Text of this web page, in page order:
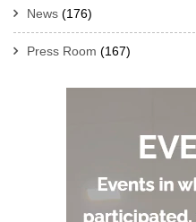
News (176)
Press Room (167)